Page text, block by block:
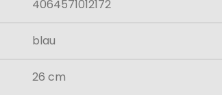
4064571012172
blau
26 cm